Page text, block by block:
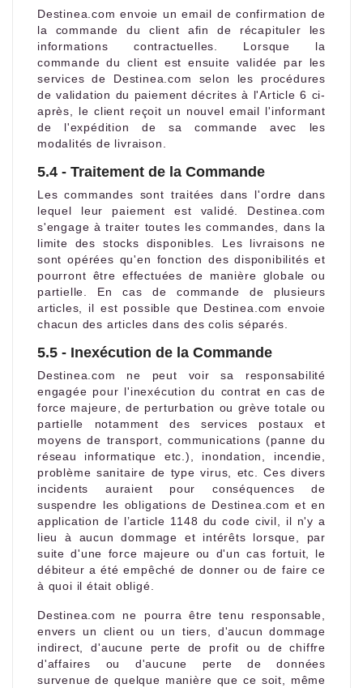
Destinea.com envoie un email de confirmation de
la commande du client afin de récapituler les
informations contractuelles. Lorsque la
commande du client est ensuite validée par les
services de Destinea.com selon les procédures
de validation du paiement décrites à l'Article 6 ci-
après, le client reçoit un nouvel email l'informant
de l'expédition de sa commande avec les
modalités de livraison.
5.4 - Traitement de la Commande
Les commandes sont traitées dans l'ordre dans
lequel leur paiement est validé. Destinea.com
s'engage à traiter toutes les commandes, dans la
limite des stocks disponibles. Les livraisons ne
sont opérées qu'en fonction des disponibilités et
pourront être effectuées de manière globale ou
partielle. En cas de commande de plusieurs
articles, il est possible que Destinea.com envoie
chacun des articles dans des colis séparés.
5.5 - Inexécution de la Commande
Destinea.com ne peut voir sa responsabilité
engagée pour l'inexécution du contrat en cas de
force majeure, de perturbation ou grève totale ou
partielle notamment des services postaux et
moyens de transport, communications (panne du
réseau informatique etc.), inondation, incendie,
problème sanitaire de type virus, etc. Ces divers
incidents auraient pour conséquences de
suspendre les obligations de Destinea.com et en
application de l’article 1148 du code civil, il n'y a
lieu à aucun dommage et intérêts lorsque, par
suite d'une force majeure ou d'un cas fortuit, le
débiteur a été empêché de donner ou de faire ce
à quoi il était obligé.
Destinea.com ne pourra être tenu responsable,
envers un client ou un tiers, d'aucun dommage
indirect, d'aucune perte de profit ou de chiffre
d'affaires ou d'aucune perte de données
survenue de quelque manière que ce soit, même